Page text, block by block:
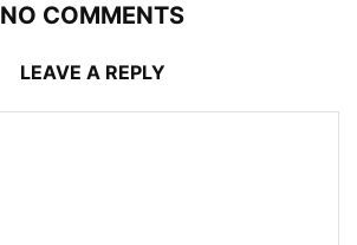
NO COMMENTS
LEAVE A REPLY